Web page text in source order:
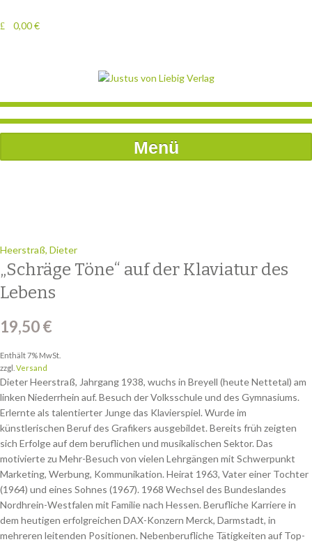
0,00€
Menü
Heerstraß, Dieter
„Schräge Töne“ auf der Klaviatur des
Lebens
19,50€
Enthält 7% MwSt.
zzgl. Versand
Dieter Heerstraß, Jahrgang 1938, wuchs in Breyell (heute Nettetal) am
linken Niederrhein auf. Besuch der Volksschule und des Gymnasiums.
Erlernte als talentierter Junge das Klavierspiel. Wurde im
künstlerischen Beruf des Grafikers ausgebildet. Bereits früh zeigten
sich Erfolge auf dem beruflichen und musikalischen Sektor. Das
motivierte zu Mehr-Besuch von vielen Lehrgängen mit Schwerpunkt
Marketing, Werbung, Kommunikation. Heirat 1963, Vater einer Tochter
(1964) und eines Sohnes (1967). 1968 Wechsel des Bundeslandes
Nordhrein-Westfalen mit Familie nach Hessen. Berufliche Karriere in
dem heutigen erfolgreichen DAX-Konzern Merck, Darmstadt, in
mehreren leitenden Positionen. Nebenberufliche Tätigkeiten auf Top-